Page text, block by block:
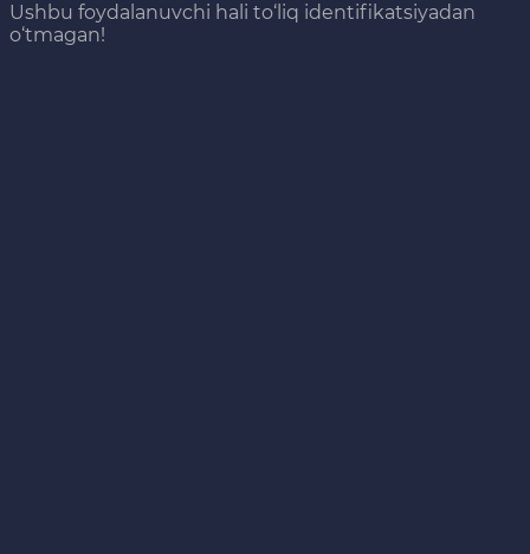
Ushbu foydalanuvchi hali to‘liq identifikatsiyadan
o‘tmagan!